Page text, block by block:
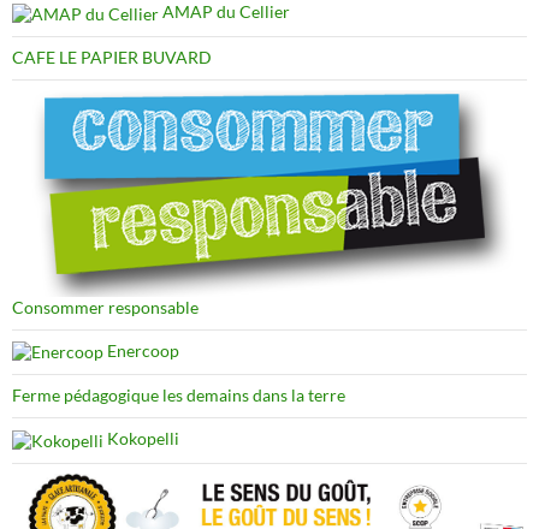
AMAP du Cellier
CAFE LE PAPIER BUVARD
Consommer responsable
Enercoop
Ferme pédagogique les demains dans la terre
Kokopelli